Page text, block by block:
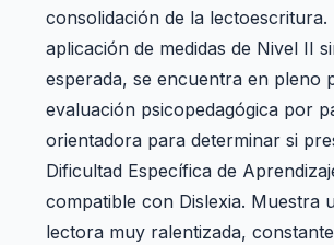
consolidación de la lectoescritura.
aplicación de medidas de Nivel II
esperada, se encuentra en pleno
evaluación psicopedagógica por
orientadora para determinar si
Dificultad Específica de
compatible con Dislexia. Muestra
lectora muy ralentizada,